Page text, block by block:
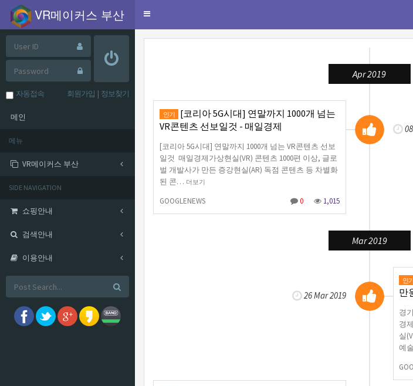
VR메이커스 부산
Toggle
자동접속 회원가입 | 정보찾기
메인
메뉴
VR메이커스 부산
SIDE NAVIGATION
쇼핑안내
검색안내
이용안내
Apr 2019
인기 [코리아 5G시대] 연말까지 1000개 넘는
VR콘텐츠 선보일것 - 매일경제
[코리아 5G시대] 연말까지 1000개 넘는 VR콘텐츠 선보
일것 매일경제가상현실(VR) 콘텐츠 1000편 이상, 글로
벌 개발사가 만든 증강현실(AR) 독점 콘텐츠 등 차별화
된 콘… 더보기
GOOGLENEWS 0 1,015
Mar 2019
26 Mar 2019
인기
만
경
경
실
예